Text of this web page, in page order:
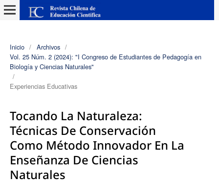
Inicio / Archivos /
Vol. 25 Núm. 2 (2024): "I Congreso de Estudiantes de Pedagogía en
Biología y Ciencias Naturales"
/
Experiencias Educativas
Tocando La Naturaleza:
Técnicas De Conservación
Como Método Innovador En La
Enseñanza De Ciencias
Naturales